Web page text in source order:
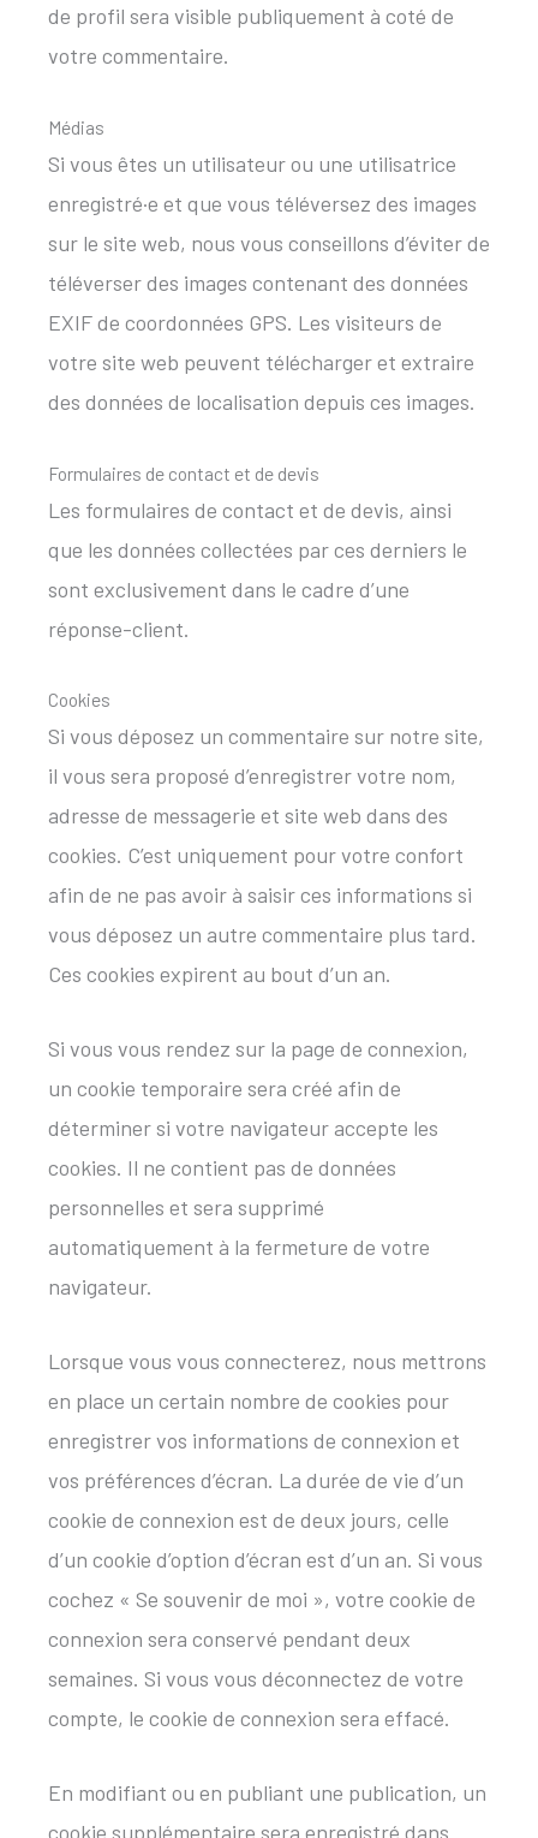
de profil sera visible publiquement à coté de
votre commentaire.
Médias
Si vous êtes un utilisateur ou une utilisatrice
enregistré·e et que vous téléversez des images
sur le site web, nous vous conseillons d’éviter de
téléverser des images contenant des données
EXIF de coordonnées GPS. Les visiteurs de
votre site web peuvent télécharger et extraire
des données de localisation depuis ces images.
Formulaires de contact et de devis
Les formulaires de contact et de devis, ainsi
que les données collectées par ces derniers le
sont exclusivement dans le cadre d’une
réponse-client.
Cookies
Si vous déposez un commentaire sur notre site,
il vous sera proposé d’enregistrer votre nom,
adresse de messagerie et site web dans des
cookies. C’est uniquement pour votre confort
afin de ne pas avoir à saisir ces informations si
vous déposez un autre commentaire plus tard.
Ces cookies expirent au bout d’un an.
Si vous vous rendez sur la page de connexion,
un cookie temporaire sera créé afin de
déterminer si votre navigateur accepte les
cookies. Il ne contient pas de données
personnelles et sera supprimé
automatiquement à la fermeture de votre
navigateur.
Lorsque vous vous connecterez, nous mettrons
en place un certain nombre de cookies pour
enregistrer vos informations de connexion et
vos préférences d’écran. La durée de vie d’un
cookie de connexion est de deux jours, celle
d’un cookie d’option d’écran est d’un an. Si vous
cochez « Se souvenir de moi », votre cookie de
connexion sera conservé pendant deux
semaines. Si vous vous déconnectez de votre
compte, le cookie de connexion sera effacé.
En modifiant ou en publiant une publication, un
cookie supplémentaire sera enregistré dans